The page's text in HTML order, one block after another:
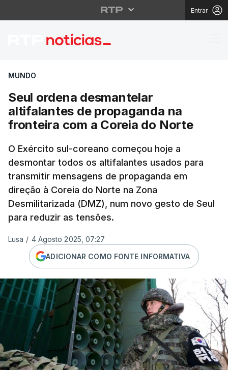
Entrar
Seul ordena
MUNDO
Seul ordena desmantelar
altifalantes de propaganda na
fronteira com a Coreia do Norte
O Exército sul-coreano começou hoje a
desmontar todos os altifalantes usados para
transmitir mensagens de propaganda em
direção à Coreia do Norte na Zona
Desmilitarizada (DMZ), num novo gesto de Seul
para reduzir as tensões.
Lusa / 4 Agosto 2025, 07:27
ADICIONAR COMO FONTE INFORMATIVA